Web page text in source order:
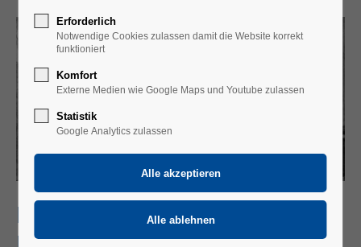
MARTA HADŽIMANOV, GERMAN WIND
Erforderlich
Notwendige Cookies zulassen damit die Website korrekt
funktioniert
Komfort
Externe Medien wie Google Maps und Youtube zulassen
Statistik
Google Analytics zulassen